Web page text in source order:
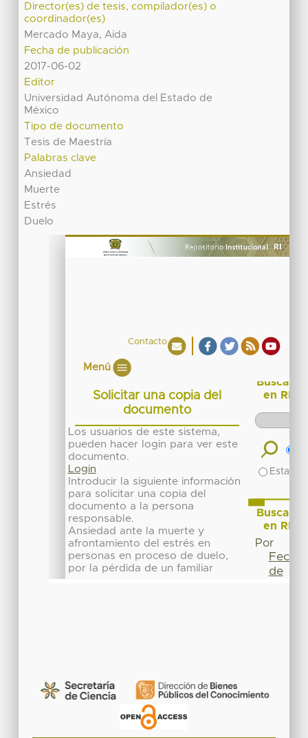
Director(es) de tesis, compilador(es) o
coordinador(es)
Mercado Maya, Aida
Fecha de publicación
2017-06-02
Editor
Universidad Autónoma del Estado de
México
Tipo de documento
Tesis de Maestría
Palabras clave
Ansiedad
Muerte
Estrés
Duelo